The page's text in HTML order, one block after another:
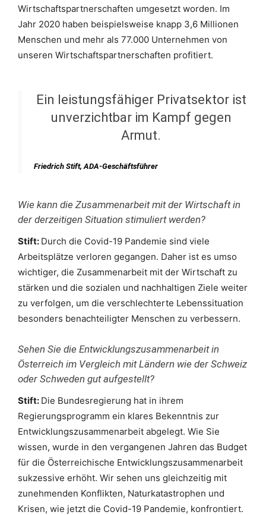
Wirtschaftspartnerschaften umgesetzt worden. Im
Jahr 2020 haben beispielsweise knapp 3,6 Millionen
Menschen und mehr als 77.000 Unternehmen von
unseren Wirtschaftspartnerschaften profitiert.
Ein leistungsfähiger Privatsektor ist
unverzichtbar im Kampf gegen
Armut.
Friedrich Stift, ADA-Geschäftsführer
Wie kann die Zusammenarbeit mit der Wirtschaft in
der derzeitigen Situation stimuliert werden?
Stift: Durch die Covid-19 Pandemie sind viele
Arbeitsplätze verloren gegangen. Daher ist es umso
wichtiger, die Zusammenarbeit mit der Wirtschaft zu
stärken und die sozialen und nachhaltigen Ziele weiter
zu verfolgen, um die verschlechterte Lebenssituation
besonders benachteiligter Menschen zu verbessern.
Sehen Sie die Entwicklungszusammenarbeit in
Österreich im Vergleich mit Ländern wie der Schweiz
oder Schweden gut aufgestellt?
Stift: Die Bundesregierung hat in ihrem
Regierungsprogramm ein klares Bekenntnis zur
Entwicklungszusammenarbeit abgelegt. Wie Sie
wissen, wurde in den vergangenen Jahren das Budget
für die Österreichische Entwicklungszusammenarbeit
sukzessive erhöht. Wir sehen uns gleichzeitig mit
zunehmenden Konflikten, Naturkatastrophen und
Krisen, wie jetzt die Covid-19 Pandemie, konfrontiert.